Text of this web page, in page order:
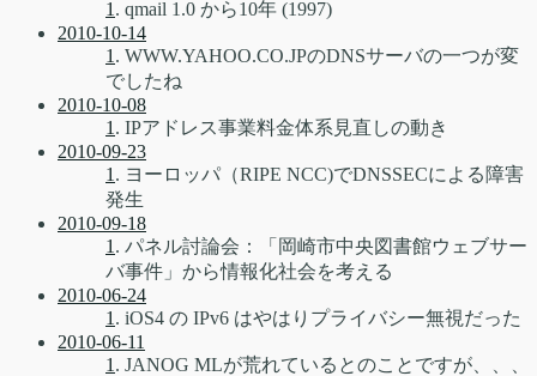
1 . qmail 1.0 から10年 (1997)
2010-10-14
1 . WWW.YAHOO.CO.JPのDNSサーバの一つが変
でしたね
2010-10-08
1 . IPアドレス事業料金体系見直しの動き
2010-09-23
1 . ヨーロッパ（RIPE NCC)でDNSSECによる障害
発生
2010-09-18
1 . パネル討論会：「岡崎市中央図書館ウェブサー
バ事件」から情報化社会を考える
2010-06-24
1 . iOS4 の IPv6 はやはりプライバシー無視だった
2010-06-11
1 . JANOG MLが荒れているとのことですが、、、